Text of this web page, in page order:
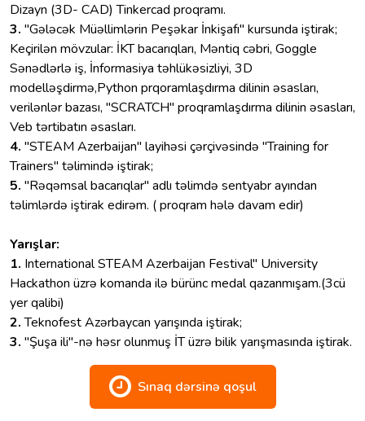
Dizayn (3D- CAD) Tinkercad proqramı.
3. "Gələcək Müəllimlərin Peşəkar İnkişafı" kursunda iştirak;
Keçirilən mövzular: İKT bacarıqları, Məntiq cəbri, Goggle
Sənədlərlə iş, İnformasiya təhlükəsizliyi, 3D
modelləşdirmə,Python prqoramlaşdırma dilinin əsasları,
verilənlər bazası, "SCRATCH" proqramlaşdırma dilinin əsasları,
Veb tərtibatın əsasları.
4. "STEAM Azerbaijan" layihəsi çərçivəsində "Training for
Trainers" təlimində iştirak;
5. "Rəqəmsal bacarıqlar" adlı təlimdə sentyabr ayından
təlimlərdə iştirak edirəm. ( proqram hələ davam edir)
Yarışlar:
1. International STEAM Azerbaijan Festival" University
Hackathon üzrə komanda ilə bürünc medal qazanmışam.(3cü
yer qalibi)
2.Teknofest Azərbaycan yarışında iştirak;
3. "Şuşa ili"-nə həsr olunmuş İT üzrə bilik yarışmasında iştirak.
Sınaq dərsinə qoşul